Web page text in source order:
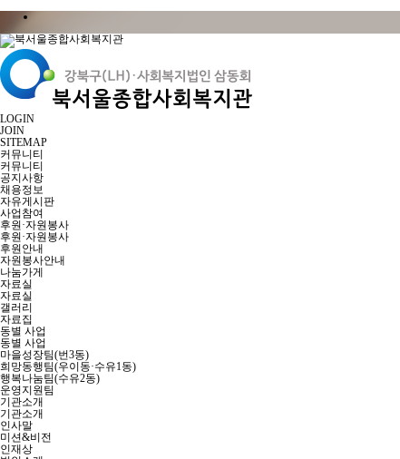
LOGIN
JOIN
SITEMAP
커뮤니티
커뮤니티
공지사항
채용정보
자유게시판
사업참여
후원·자원봉사
후원·자원봉사
후원안내
자원봉사안내
나눔가게
자료실
자료실
갤러리
자료집
동별 사업
동별 사업
마을성장팀(번3동)
희망동행팀(우이동·수유1동)
행복나눔팀(수유2동)
운영지원팀
기관소개
기관소개
인사말
미션&비전
인재상